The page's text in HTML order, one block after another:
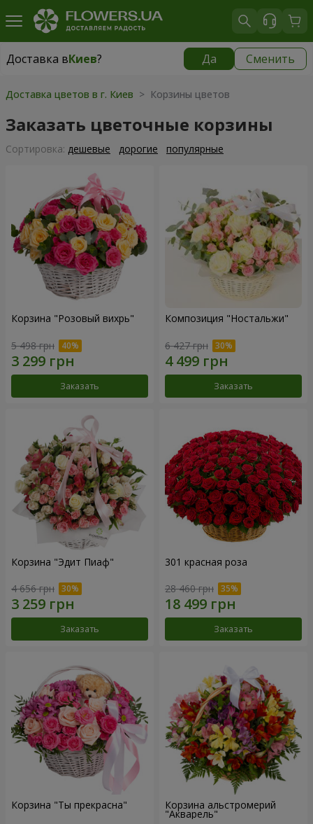
Доставка вКиев? Да Сменить
Доставка вКиев
Доставка цветов в г. Киев > Корзины цветов
Заказать цветочные корзины
Cортировка: дешевые дорогие популярные
Корзина "Розовый вихрь"
5 498 грн
Заказать
Композиция "Ностальжи"
6 427 грн
Заказать
Корзина "Эдит Пиаф"
4 656 грн
Заказать
301 красная роза
28 460 грн
Заказать
Корзина "Ты прекрасна" Корзина альстромерий
"Акварель"